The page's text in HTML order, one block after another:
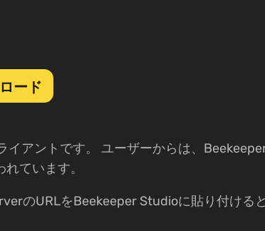
ード
イアントです。 ユーザーからは、
ています。
のURLをBeekeeper Studioに貼り付けると